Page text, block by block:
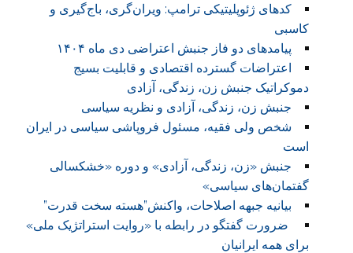
کدهای ژئوپلیتیکی ترامپ: ویران‌گری، باج‌گیری و
کاسبی
پیامدهای دو فاز جنبش اعتراضی دی ماه ۱۴۰۴
اعتراضات گسترده اقتصادی و قابلیت بسیج
دموکراتیک جنبش زن، زندگی، آزادی
جنبش زن، زندگی، آزادی و نظریه سیاسی
شخص ولی فقیه، مسئول فروپاشی سیاسی در ایران
است
جنبش «زن، زندگی، آزادی» و دوره «خشکسالی
گفتمان‌های سیاسی»
بیانیه جبهه اصلاحات، واکنش”هسته سخت قدرت”
ضرورت گفتگو در رابطه با «روایت استراتژیک ملی»
برای همه ایرانیان